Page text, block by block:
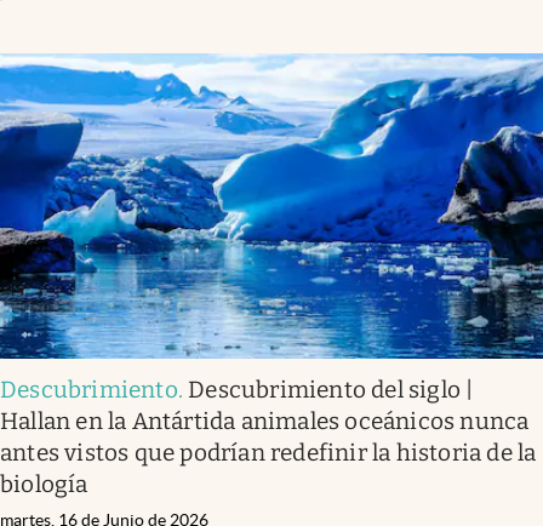
Descubrimiento. Descubrimiento del siglo |
Hallan en la Antártida animales oceánicos nunca
antes vistos que podrían redefinir la historia de la
biología
martes, 16 de Junio de 2026